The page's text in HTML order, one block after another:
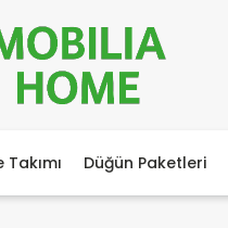
Takımı Düğün Paketleri